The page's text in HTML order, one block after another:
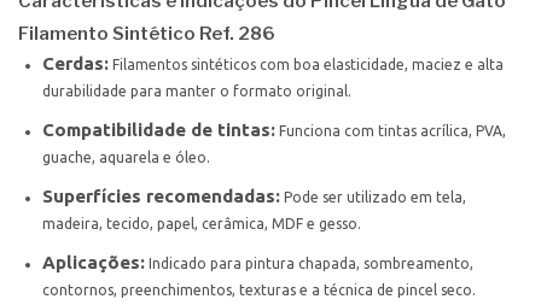
Filamento Sintético Ref. 286
Cerdas: Filamentos sintéticos com boa elasticidade, maciez e alta
durabilidade para manter o formato original.
Compatibilidade de tintas: Funciona com tintas acrílica, PVA,
guache, aquarela e óleo.
Superfícies recomendadas: Pode ser utilizado em tela,
madeira, tecido, papel, cerâmica, MDF e gesso.
Aplicações: Indicado para pintura chapada, sombreamento,
contornos, preenchimentos, texturas e a técnica de pincel seco.